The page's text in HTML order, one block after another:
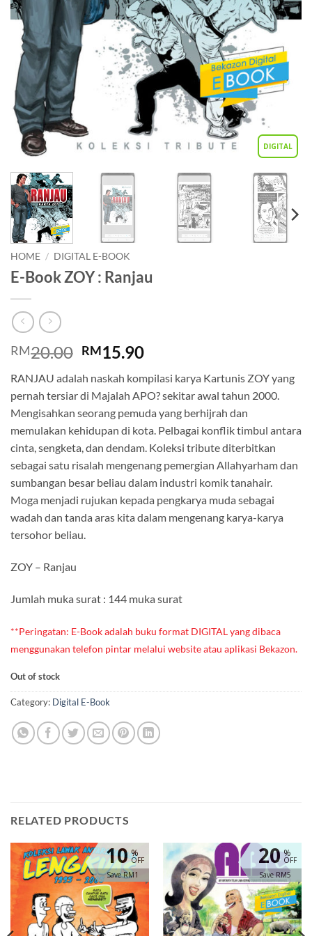
DIGITAL
HOME / DIGITAL E-BOOK
E-Book ZOY : Ranjau
RM20.00 Original
was:
RM20.00.
RM15.90Current
is:
RM15.90.
RANJAU adalah naskah kompilasi karya Kartunis ZOY yang
pernah tersiar di Majalah APO? sekitar awal tahun 2000.
Mengisahkan seorang pemuda yang berhijrah dan
memulakan kehidupan di kota. Pelbagai konflik timbul antara
cinta, sengketa, dan dendam. Koleksi tribute diterbitkan
sebagai satu risalah mengenang pemergian Allahyarham dan
sumbangan besar beliau dalam industri komik tanahair.
Moga menjadi rujukan kepada pengkarya muda sebagai
wadah dan tanda aras kita dalam mengenang karya-karya
tersohor beliau.
ZOY – Ranjau
Jumlah muka surat : 144 muka surat
**Peringatan: E-Book adalah buku format DIGITAL yang dibaca
menggunakan telefon pintar melalui website atau aplikasi Bekazon.
Out of stock
Category: Digital E-Book
RELATED PRODUCTS
%
OFF
10
Save RM1
%
OFF
20
Save RM5